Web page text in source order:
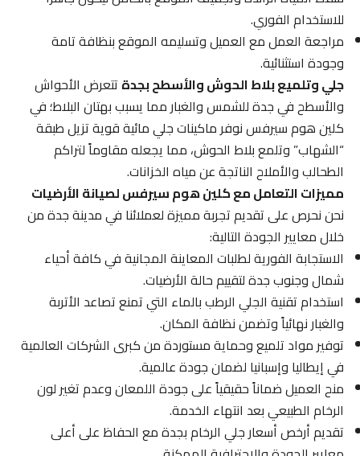
للاستخدام الفوري.
مراجعة العمل مع العميل وتسليمه الموقع بنظافة تامة
وجودة استثنائية.
جلي وتلميع بلاط الحوش والأسطح بجدةتتعرض الأحواش
والأسطح في جدة للشمس والغبار مما يسبب بهتان البلاط؛ في
كلين هوم سيرفس نوفر ماكينات جلي مائية قوية تزيل طبقة
“الشهاب” وتلمع بلاط الحوش، مما يجعله مقاوماً لتراكم
الطحالب والأملاح الناتجة عن مياه الخزانات.
مميزات التعامل مع كلين هوم سيرفس لصيانة الأرضيات
نحن نحرص على تقديم تجربة مميزة لعملائنا في مدينة جدة من
خلال معايير الجودة التالية:
الاستجابة الفورية لطلبات المعاينة المجانية في كافة أحياء
شمال وجنوب جدة لتقييم حالة الأرضيات.
استخدام تقنية الجلي الرطب بالماء التي تمنع تصاعد الأتربة
والغبار نهائياً وتضمن نظافة المكان.
توفير مواد تلميع وحماية مستوردة من كبرى الشركات العالمية
في إيطاليا وإسبانيا لضمان جودة عالمية.
منح العميل ضماناً حقيقياً على جودة اللمعان وعدم تغير لون
الرخام الطبيعي بعد انتهاء الخدمة.
تقديم أرخص أسعار جلي الرخام بجدة مع الحفاظ على أعلى